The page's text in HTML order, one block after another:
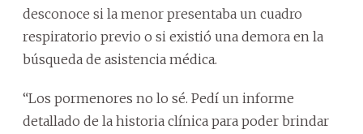
desconoce si la menor presentaba un cuadro
respiratorio previo o si existió una demora en la
búsqueda de asistencia médica.
“Los pormenores no lo sé. Pedí un informe
detallado de la historia clínica para poder brindar